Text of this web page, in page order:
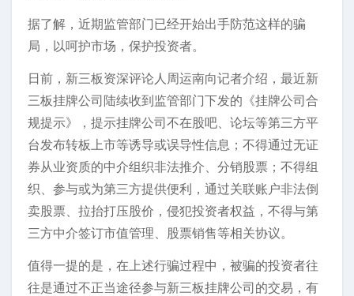
据了解，近期监管部门已经开始出手防范这样的骗
局，以呵护市场，保护投资者。
日前，新三板资深评论人周运南向记者介绍，最近新
三板挂牌公司陆续收到监管部门下发的《挂牌公司合
规提示》，提示挂牌公司不在股吧、论坛等第三方平
台发布转板上市等诱导或误导性信息；不得通过无证
券从业资质的中介组织非法推介、分销股票；不得组
织、参与或为第三方提供便利，通过关联账户非法倒
卖股票、拉抬打压股价，侵犯投资者权益，不得与第
三方中介签订市值管理、股票销售等相关协议。
值得一提的是，在上述行骗过程中，被骗的投资者往
往是通过不正当途径参与新三板挂牌公司的交易，有